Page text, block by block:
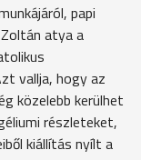
papi
atya a
vallja, hogy az
közelebb kerülhet
részleteket,
kiállítás nyílt a